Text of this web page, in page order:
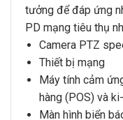
tưởng để đáp ứng
PD mạng tiêu thụ
Camera PTZ
Thiết bị mạng
Máy tính cảm
hàng (POS) và
Màn hình biển